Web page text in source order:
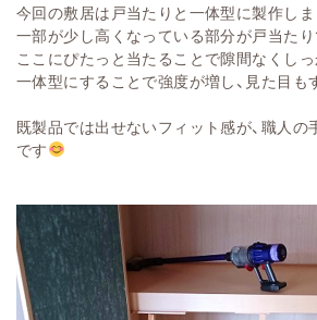
今回の敷居は戸当たりと一体型に製作しま
一部が少し高くなっている部分が戸当たり
ここにぴたっと当たることで隙間なくしっ
一体型にすることで強度が増し、見た目も
既製品では出せないフィット感が、職人
です